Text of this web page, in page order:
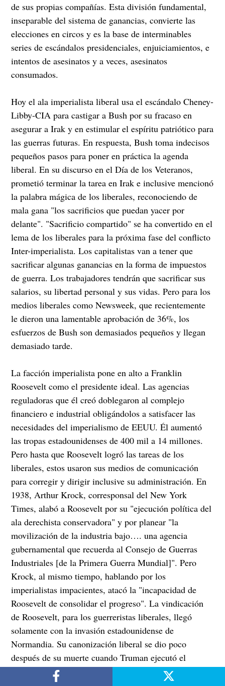
de sus propias compañías. Esta división fundamental,
inseparable del sistema de ganancias, convierte las
elecciones en circos y es la base de interminables
series de escándalos presidenciales, enjuiciamientos, e
intentos de asesinatos y a veces, asesinatos
consumados.
Hoy el ala imperialista liberal usa el escándalo Cheney-
Libby-CIA para castigar a Bush por su fracaso en
asegurar a Irak y en estimular el espíritu patriótico para
las guerras futuras. En respuesta, Bush toma indecisos
pequeños pasos para poner en práctica la agenda
liberal. En su discurso en el Día de los Veteranos,
prometió terminar la tarea en Irak e inclusive mencionó
la palabra mágica de los liberales, reconociendo de
mala gana "los sacrificios que puedan yacer por
delante". "Sacrificio compartido" se ha convertido en el
lema de los liberales para la próxima fase del conflicto
Inter-imperialista. Los capitalistas van a tener que
sacrificar algunas ganancias en la forma de impuestos
de guerra. Los trabajadores tendrán que sacrificar sus
salarios, su libertad personal y sus vidas. Pero para los
medios liberales como Newsweek, que recientemente
le dieron una lamentable aprobación de 36%, los
esfuerzos de Bush son demasiados pequeños y llegan
demasiado tarde.
La facción imperialista pone en alto a Franklin
Roosevelt como el presidente ideal. Las agencias
reguladoras que él creó doblegaron al complejo
financiero e industrial obligándolos a satisfacer las
necesidades del imperialismo de EEUU. Él aumentó
las tropas estadounidenses de 400 mil a 14 millones.
Pero hasta que Roosevelt logró las tareas de los
liberales, estos usaron sus medios de comunicación
para corregir y dirigir inclusive su administración. En
1938, Arthur Krock, corresponsal del New York
Times, alabó a Roosevelt por su "ejecución política del
ala derechista conservadora" y por planear "la
movilización de la industria bajo…. una agencia
gubernamental que recuerda al Consejo de Guerras
Industriales [de la Primera Guerra Mundial]". Pero
Krock, al mismo tiempo, hablando por los
imperialistas impacientes, atacó la "incapacidad de
Roosevelt de consolidar el progreso". La vindicación
de Roosevelt, para los guerreristas liberales, llegó
solamente con la invasión estadounidense de
Normandia. Su canonización liberal se dio poco
después de su muerte cuando Truman ejecutó el
genocidio que Roosevelt había planeado para